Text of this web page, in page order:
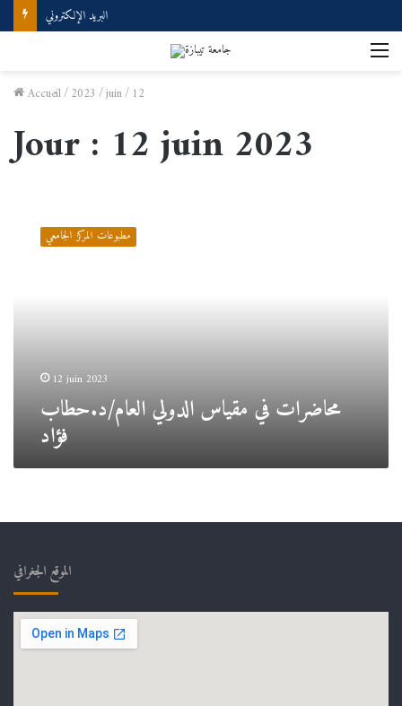
البريد الإلكتروني
Accueil/2023 /juin/ 12
Jour : 12 juin 2023
مطبوعات المركز الجامعي
12 juin 2023
محاضرات في مقياس الدولي العام/د.حطاب
فؤاد
الموقع الجغرافي